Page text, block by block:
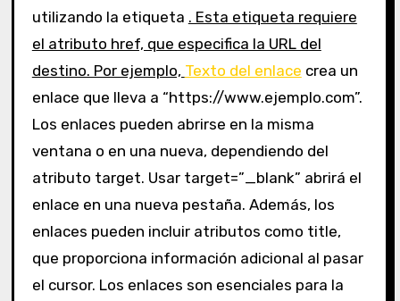
utilizando la etiqueta . Esta etiqueta requiere
el atributo href, que especifica la URL del
destino. Por ejemplo, Texto del enlace crea un
enlace que lleva a “https://www.ejemplo.com”.
Los enlaces pueden abrirse en la misma
ventana o en una nueva, dependiendo del
atributo target. Usar target=”_blank” abrirá el
enlace en una nueva pestaña. Además, los
enlaces pueden incluir atributos como title,
que proporciona información adicional al pasar
el cursor. Los enlaces son esenciales para la